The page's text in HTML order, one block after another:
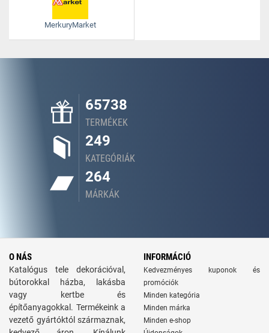
MerkuryMarket
65738
TERMÉKEK
249
KATEGÓRIÁK
264
MÁRKÁK
O NÁS
Katalógus tele dekorációval,
bútorokkal házba, lakásba
vagy kertbe és
építőanyagokkal. Termékeink a
vezető gyártóktól származnak,
INFORMÁCIÓ
Kedvezményes kuponok és
promóciók
Minden kategória
Minden márka
Minden e-shop